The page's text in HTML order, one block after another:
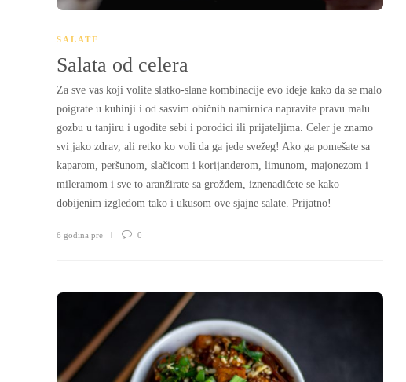
PLAY
SALATE
Salata od celera
Za sve vas koji volite slatko-slane kombinacije evo ideje kako da se malo
poigrate u kuhinji i od sasvim običnih namirnica napravite pravu malu
gozbu u tanjiru i ugodite sebi i porodici ili prijateljima. Celer je znamo
svi jako zdrav, ali retko ko voli da ga jede svežeg! Ako ga pomešate sa
kaparom, peršunom, slačicom i korijanderom, limunom, majonezom i
mileramom i sve to aranžirate sa grožđem, iznenadićete se kako
dobijenim izgledom tako i ukusom ove sjajne salate. Prijatno!
6 godina pre 0